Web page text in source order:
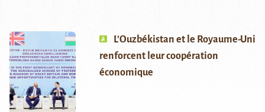
L’Ouzbékistan et le Royaume-Uni
renforcent leur coopération
économique